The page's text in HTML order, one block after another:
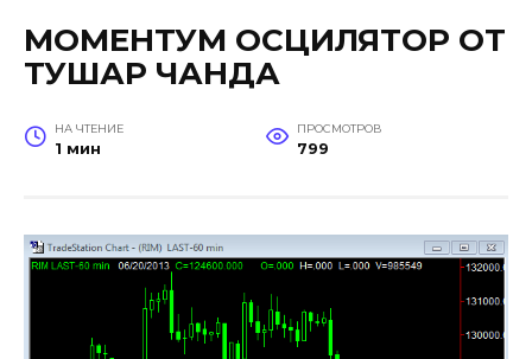
МОМЕНТУМ ОСЦИЛЯТОР ОТ
ТУШАР ЧАНДА
НА ЧТЕНИЕ
1 мин
ПРОСМОТРОВ
799